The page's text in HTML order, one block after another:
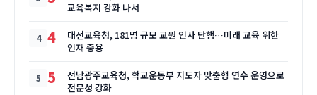
교육복지 강화 나서
4
대전교육청, 181명 규모 교원 인사 단행…미래 교육 위한
인재 중용
5
전남광주교육청, 학교운동부 지도자 맞춤형 연수 운영으로
전문성 강화